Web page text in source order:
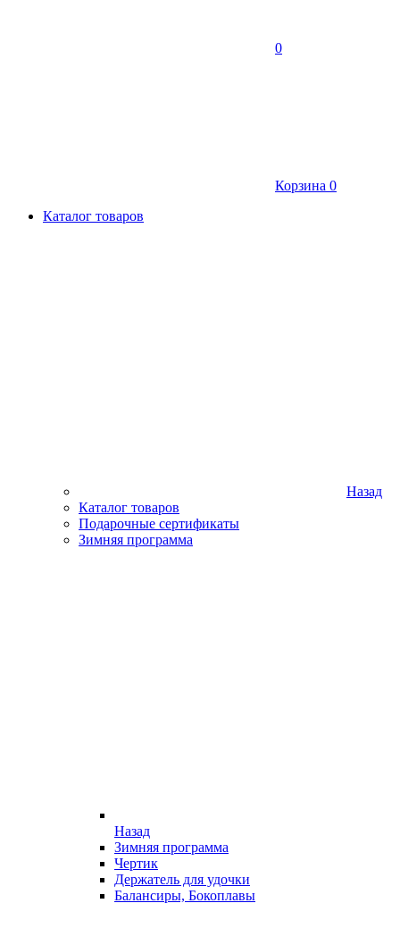
0
Корзина 0
Каталог товаров
Назад
Каталог товаров
Подарочные сертификаты
Зимняя программа
Назад
Зимняя программа
Чертик
Держатель для удочки
Балансиры, Бокоплавы